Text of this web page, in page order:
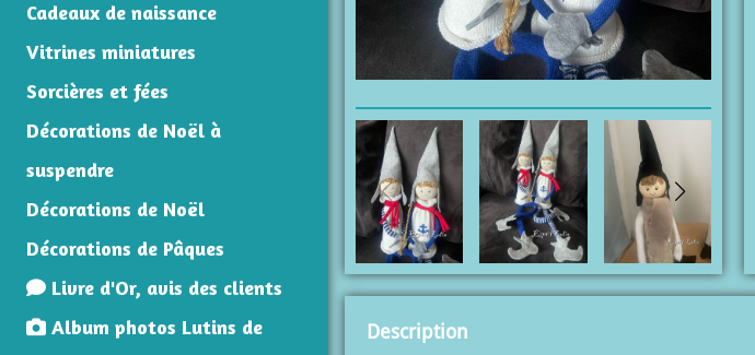
Cadeaux de naissance
Vitrines miniatures
Sorcières et fées
Décorations de Noël à
suspendre
Décorations de Noël
Décorations de Pâques
Livre d'Or, avis des clients
Album photos Lutins de
Description